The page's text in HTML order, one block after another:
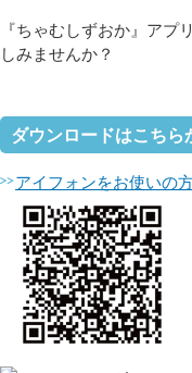
『ちゃむしずおか』ア
しみませんか？
ダウンロードはこちら
アイフォンをお使いの